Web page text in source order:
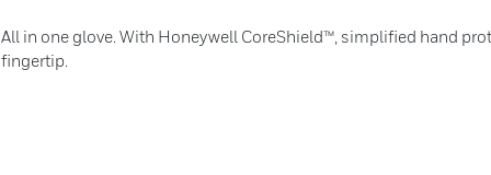
All in one glove. With Honeywell CoreShield™, simplified hand
fingertip.